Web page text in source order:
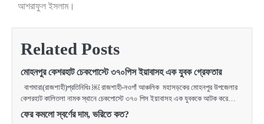
আশরাফুল ইসলাম।
Related Posts
মোহনপুর কেশরহাট চেকপোস্টে ৩৭০পিস ইয়াবাসহ এক যুবক গ্রেফতার
বাগমারা(রাজশাহী)প্রতিনিধিঃ ￼ রাজশাহী-নওগাঁ আঞ্চলিক মহাসড়কের মোহনপুর উপজেলার
কেশরহাট কালিতলা নামক স্থানে চেকপোস্টে ৩৭০ পিস ইয়াবাসহ এক যুবককে আটক করে…
ফের কমলো স্বর্ণের দাম, ভরিতে কত?